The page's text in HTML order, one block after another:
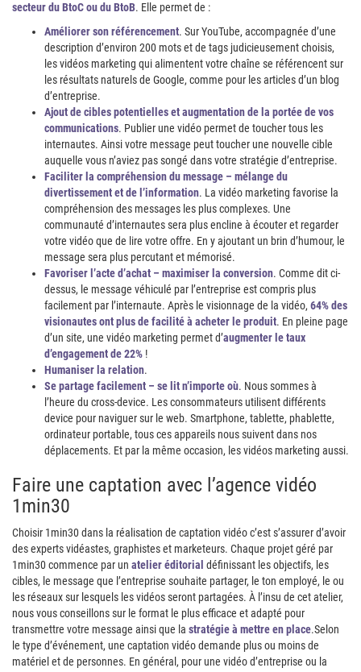
secteur du BtoC ou du BtoB. Elle permet de :
Améliorer son référencement. Sur YouTube, accompagnée d’une
description d’environ 200 mots et de tags judicieusement choisis,
les vidéos marketing qui alimentent votre chaîne se référencent sur
les résultats naturels de Google, comme pour les articles d’un blog
d’entreprise.
Ajout de cibles potentielles et augmentation de la portée de vos
communications. Publier une vidéo permet de toucher tous les
internautes. Ainsi votre message peut toucher une nouvelle cible
auquelle vous n’aviez pas songé dans votre stratégie d’entreprise.
Faciliter la compréhension du message – mélange du
divertissement et de l’information. La vidéo marketing favorise la
compréhension des messages les plus complexes. Une
communauté d’internautes sera plus encline à écouter et regarder
votre vidéo que de lire votre offre. En y ajoutant un brin d’humour, le
message sera plus percutant et mémorisé.
Favoriser l’acte d’achat – maximiser la conversion. Comme dit ci-
dessus, le message véhiculé par l’entreprise est compris plus
facilement par l’internaute. Après le visionnage de la vidéo, 64% des
visionautes ont plus de facilité à acheter le produit. En pleine page
d’un site, une vidéo marketing permet d’augmenter le taux
d’engagement de 22% !
Humaniser la relation.
Se partage facilement – se lit n’importe où. Nous sommes à
l’heure du cross-device. Les consommateurs utilisent différents
device pour naviguer sur le web. Smartphone, tablette, phablette,
ordinateur portable, tous ces appareils nous suivent dans nos
déplacements. Et par la même occasion, les vidéos marketing aussi.
Faire une captation avec l’agence vidéo
1min30
Choisir 1min30 dans la réalisation de captation vidéo c’est s’assurer d’avoir
des experts vidéastes, graphistes et marketeurs. Chaque projet géré par
1min30 commence par un atelier éditorial définissant les objectifs, les
cibles, le message que l’entreprise souhaite partager, le ton employé, le ou
les réseaux sur lesquels les vidéos seront partagées. À l’insu de cet atelier,
nous vous conseillons sur le format le plus efficace et adapté pour
transmettre votre message ainsi que la stratégie à mettre en place.Selon
le type d’événement, une captation vidéo demande plus ou moins de
matériel et de personnes. En général, pour une vidéo d’entreprise ou la